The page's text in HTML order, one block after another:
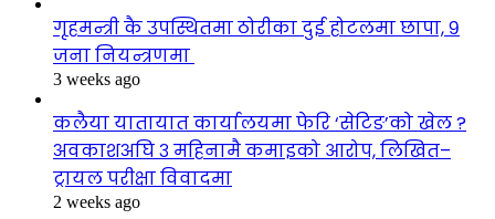
गृहमन्त्री कै उपस्थितमा ठोरीका दुई होटलमा छापा, ९
जना नियन्त्रणमा
3 weeks ago
कलैया यातायात कार्यालयमा फेरि ‘सेटिङ’को खेल ?
अवकाशअघि ३ महिनामै कमाइको आरोप, लिखित–
ट्रायल परीक्षा विवादमा
2 weeks ago